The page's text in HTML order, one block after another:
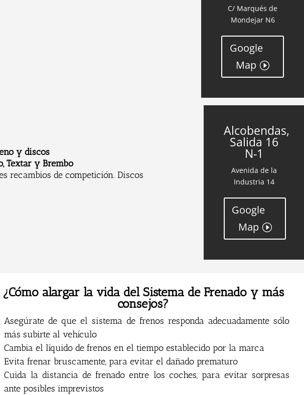
y discos
Textar y Brembo
recambios de competición. Discos
C/ Marqués de
Mondejar N6
Google
Map
Alcobendas,
Salida 16
N-1
Avenida de la
Industria 14
Google
Map
¿Cómo alargar la vida del Sistema de Frenado y más
consejos?
Asegúrate de que el sistema de frenos responda adecuadamente sólo
más subirte al vehículo
Cambia el líquido de frenos en el tiempo establecido por la marca
Evita frenar bruscamente, para evitar el dañado prematuro
Cuida la distancia de frenado entre los coches, para evitar sorpresas
ante posibles imprevistos